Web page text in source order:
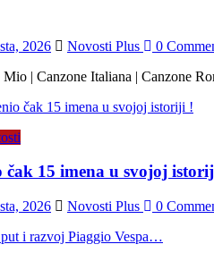
2026 Novosti Plus 0
| Canzone Italiana | Canzone
čak 15 imena u svojoj
2026 Novosti Plus 0